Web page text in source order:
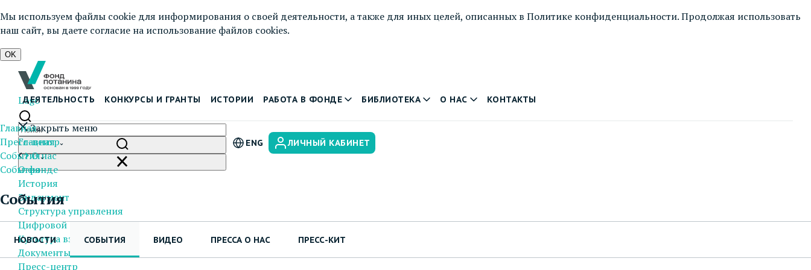
Мы используем файлы cookie для информирования о своей деятельности, а также для иных целей, описанных в Политике конфиденциальности. Продолжая использовать
наш сайт, вы даете согласие на использование файлов cookies.
OK
Logo
ДЕЯТЕЛЬНОСТЬ КОНКУРСЫ И ГРАНТЫ ИСТОРИИ РАБОТА В ФОНДЕ БИБЛИОТЕКА О НАС КОНТАКТЫ
ENG ЛИЧНЫЙ КАБИНЕТ
Закрыть меню
Главная
О нас
О фонде
История
Эндаумент
Структура управления
Цифровой Фонд
Культура взаимодействия
Документы и отчеты
Пресс-центр
Главная
Пресс-центр
События
События
События
НОВОСТИ СОБЫТИЯ ВИДЕО ПРЕССА О НАС ПРЕСС-КИТ